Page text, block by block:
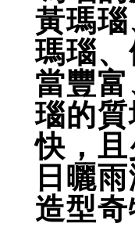
黃瑪
瑪瑙
當豐
瑙的
快，
日曬
造型